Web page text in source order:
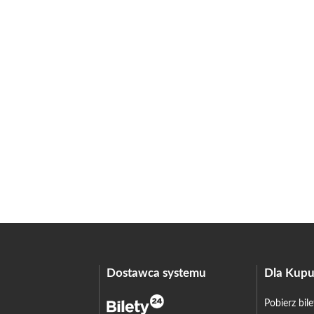
Dostawca systemu Dla
Pobierz